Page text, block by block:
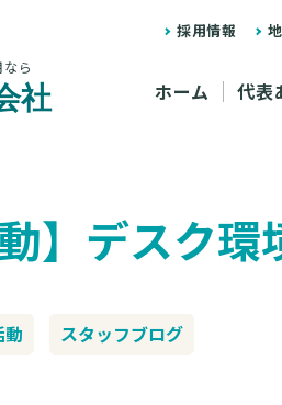
ら
社
採用情報
ホーム 代表
動】デスク
動 スタッフブログ